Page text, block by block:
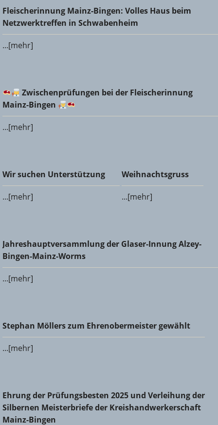
Fleischerinnung Mainz-Bingen: Volles Haus beim
Netzwerktreffen in Schwabenheim
Fleischerinnung Mainz-Bingen: Volles Haus beim
Netzwerktreffen in Schwabenheim
...[mehr]
Zwischenprüfungen bei der Fleischerinnung Mainz-
Bingen
Zwischenprüfungen bei der Fleischerinnung
Mainz-Bingen
...[mehr]
Wir suchen Unterstützung
Wir suchen Unterstützung
...[mehr]
Weihnachtsgruss
Weihnachtsgruss
...[mehr]
Jahreshauptversammlung der Glaser-Innung Alzey-Bingen-
Mainz-Worms
Jahreshauptversammlung der Glaser-Innung Alzey-
Bingen-Mainz-Worms
...[mehr]
Stephan Möllers zum Ehrenobermeister gewählt
Stephan Möllers zum Ehrenobermeister gewählt
...[mehr]
Ehrung der Prüfungsbesten 2025 und Verleihung der
Silbernen Meisterbriefe der Kreishandwerkerschaft Mainz-
Bingen
Ehrung der Prüfungsbesten 2025 und Verleihung der
Silbernen Meisterbriefe der Kreishandwerkerschaft
Mainz-Bingen